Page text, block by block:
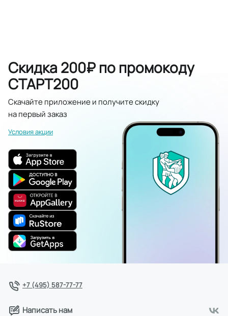
Скидка 200₽ по промокоду
СТАРТ200
Скачайте приложение и получите скидку
на первый заказ
Условия акции
+7 (495) 587-77-77
Написать нам